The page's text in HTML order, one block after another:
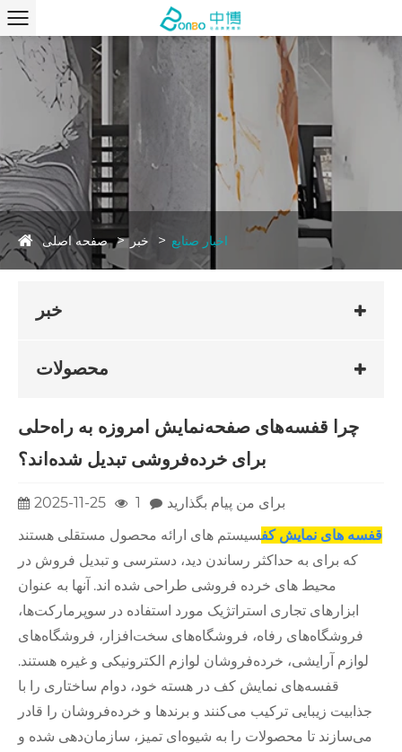
صفحه اصلی خبر اخبار صنایع
خبر
محصولات
چرا قفسه‌های صفحه‌نمایش امروزه به راه‌حلی
برای خرده‌فروشی تبدیل شده‌اند؟
2025-11-25 1
برای من پیام بگذارید
قفسه های نمایش کفسیستم های ارائه محصول مستقلی هستند
که برای به حداکثر رساندن دید، دسترسی و تبدیل فروش در
محیط های خرده فروشی طراحی شده اند. آنها به عنوان
ابزارهای تجاری استراتژیک مورد استفاده در سوپرمارکت‌ها،
فروشگاه‌های رفاه، فروشگاه‌های سخت‌افزار، فروشگاه‌های
لوازم آرایشی، خرده‌فروشان لوازم الکترونیکی و غیره هستند.
قفسه‌های نمایش کف در هسته خود، دوام ساختاری را با
جذابیت زیبایی ترکیب می‌کنند و برندها و خرده‌فروشان را قادر
می‌سازند تا محصولات را به شیوه‌ای تمیز، سازمان‌دهی شده و